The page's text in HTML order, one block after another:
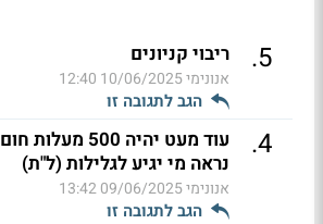
5
. ריבוי קניונים
אנונימי10/06/2025 12:40
הגב לתגובה זו
4
.
עוד מעט יהיה 500 מעלות חום
נראה מי יגיע לגלילות (ל"ת)
אנונימי09/06/2025 13:42
הגב לתגובה זו